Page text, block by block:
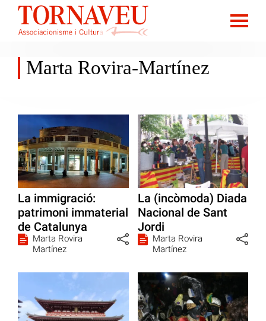
Marta Rovira-Martínez
La immigració:
patrimoni immaterial
de Catalunya
Marta Rovira
Martínez
La (incòmoda) Diada
Nacional de Sant
Jordi
Marta Rovira
Martínez